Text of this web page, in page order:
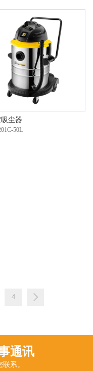
尘器
50L
4
通讯
系。